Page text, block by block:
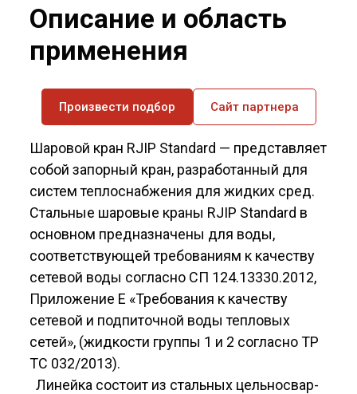
Описание и область
применения
Произвести подбор Сайт партнера
Шаровой кран RJIP Standard — представ­ляет
собой запорный кран, разработанный для
систем теплоснабжения для жидких сред.
Стальные шаровые краны RJIP Standard в
основном предназначены для воды,
соответ­ствующей требованиям к качеству
сетевой воды согласно СП 124.13330.2012,
Приложение Е «Требования к качеству
сетевой и подпиточной воды тепловых
сетей», (жидкости группы 1 и 2 согласно ТР
ТС 032/2013).
Линейка состоит из стальных цельносвар­